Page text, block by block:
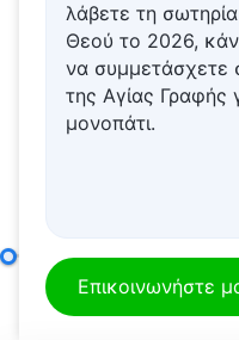
λάβετε τη
Θεού το 2026,
να συμμετάσχετε
της Αγίας Γραφής
μονοπάτι.
Επικοινωνήστε